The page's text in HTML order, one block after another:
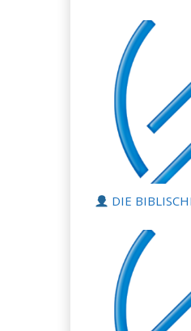
DIE